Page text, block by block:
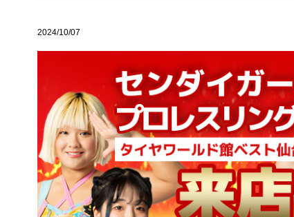
2024/10/07